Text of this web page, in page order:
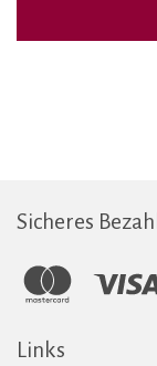
Sicheres
Links